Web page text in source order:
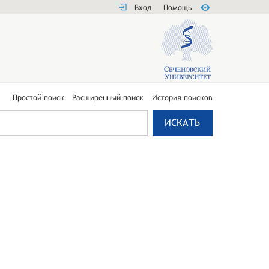
Вход Помощь
Простой поиск Расширенный поиск История поисков